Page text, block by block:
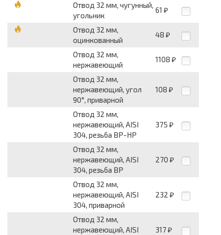
Отвод 32 мм, чугунный,
угольник
61 ₽
Отвод 32 мм,
оцинкованный
48 ₽
Отвод 32 мм,
нержавеющий
1108 ₽
Отвод 32 мм,
нержавеющий, угол
90°, приварной
108 ₽
Отвод 32 мм,
нержавеющий, AISI
304, резьба ВР-НР
375 ₽
Отвод 32 мм,
нержавеющий, AISI
304, резьба ВР
270 ₽
Отвод 32 мм,
нержавеющий, AISI
304, приварной
232 ₽
Отвод 32 мм,
нержавеющий, AISI
317 ₽